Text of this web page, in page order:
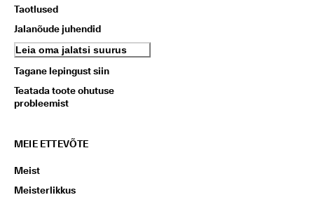
Taotlused
Jalanõude juhendid
Leia oma jalatsi suurus
Tagane lepingust siin
Teatada toote ohutuse
probleemist
MEIE ETTEVÕTE
Meist
Meisterlikkus